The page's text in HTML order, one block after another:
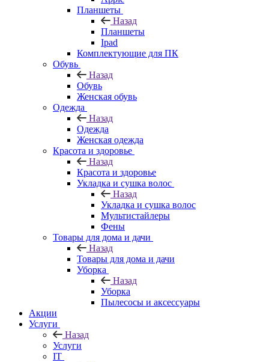
Планшеты
Назад
Планшеты
Ipad
Комплектующие для ПК
Обувь
Назад
Обувь
Женская обувь
Одежда
Назад
Одежда
Женская одежда
Красота и здоровье
Назад
Красота и здоровье
Укладка и сушка волос
Назад
Укладка и сушка волос
Мультистайлеры
Фены
Товары для дома и дачи
Назад
Товары для дома и дачи
Уборка
Назад
Уборка
Пылесосы и аксессуары
Акции
Услуги
Назад
Услуги
IT